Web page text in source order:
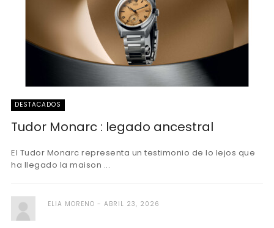
DESTACADOS
Tudor Monarc : legado ancestral
El Tudor Monarc representa un testimonio de lo lejos que
ha llegado la maison ...
ELIA MORENO ABRIL 23, 2026